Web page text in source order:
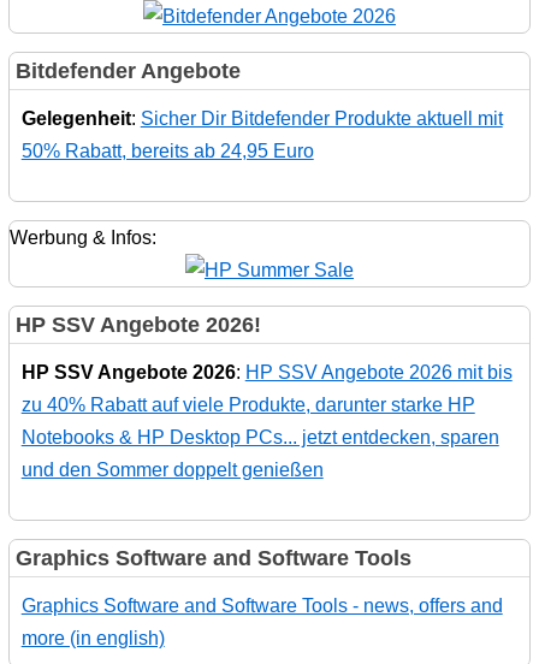
Bitdefender Angebote
Gelegenheit: Sicher Dir Bitdefender Produkte aktuell mit
50% Rabatt, bereits ab 24,95 Euro
Werbung & Infos:
HP SSV Angebote 2026!
HP SSV Angebote 2026: HP SSV Angebote 2026 mit bis
zu 40% Rabatt auf viele Produkte, darunter starke HP
Notebooks & HP Desktop PCs... jetzt entdecken, sparen
und den Sommer doppelt genießen
Graphics Software and Software Tools
Graphics Software and Software Tools - news, offers and
more (in english)